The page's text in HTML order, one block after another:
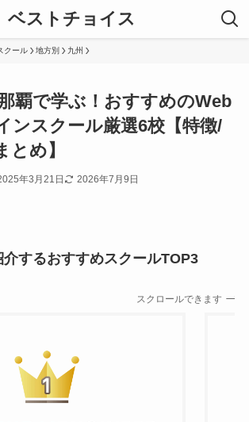
ベストチョイス
クール 地方別 九州
覇で学ぶ！おすすめのWeb
ンスクール厳選6校【特徴/
とめ】
年3月21日 2026年7月9日
介するおすすめスクールTOP3
スクロールできます